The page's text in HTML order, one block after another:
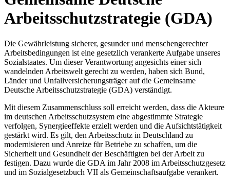
Arbeitsschutzstrategie (GDA)
Die Gewährleistung sicherer, gesunder und menschengerechter
Arbeitsbedingungen ist eine gesetzlich verankerte Aufgabe unseres
Sozialstaates. Um dieser Verantwortung angesichts einer sich
wandelnden Arbeitswelt gerecht zu werden, haben sich Bund,
Länder und Unfallversicherungsträger auf die Gemeinsame
Deutsche Arbeitsschutzstrategie (GDA) verständigt.
Mit diesem Zusammenschluss soll erreicht werden, dass die Akteure
im deutschen Arbeitsschutzsystem eine abgestimmte Strategie
verfolgen, Synergieeffekte erzielt werden und die Aufsichtstätigkeit
gestärkt wird. Es gilt, den Arbeitsschutz in Deutschland zu
modernisieren und Anreize für Betriebe zu schaffen, um die
Sicherheit und Gesundheit der Beschäftigten bei der Arbeit zu
festigen. Dazu wurde die GDA im Jahr 2008 im Arbeitsschutzgesetz
und im Sozialgesetzbuch VII als Gemeinschaftsaufgabe verankert.